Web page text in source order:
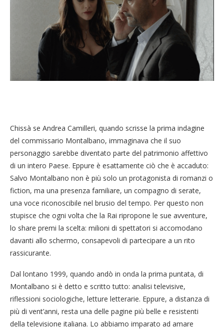
Chissà se Andrea Camilleri, quando scrisse la prima indagine
del commissario Montalbano, immaginava che il suo
personaggio sarebbe diventato parte del patrimonio affettivo
di un intero Paese. Eppure è esattamente ciò che è accaduto:
Salvo Montalbano non è più solo un protagonista di romanzi o
fiction, ma una presenza familiare, un compagno di serate,
una voce riconoscibile nel brusio del tempo. Per questo non
stupisce che ogni volta che la Rai ripropone le sue avventure,
lo share premi la scelta: milioni di spettatori si accomodano
davanti allo schermo, consapevoli di partecipare a un rito
rassicurante.
Dal lontano 1999, quando andò in onda la prima puntata, di
Montalbano si è detto e scritto tutto: analisi televisive,
riflessioni sociologiche, letture letterarie. Eppure, a distanza di
più di vent’anni, resta una delle pagine più belle e resistenti
della televisione italiana. Lo abbiamo imparato ad amare